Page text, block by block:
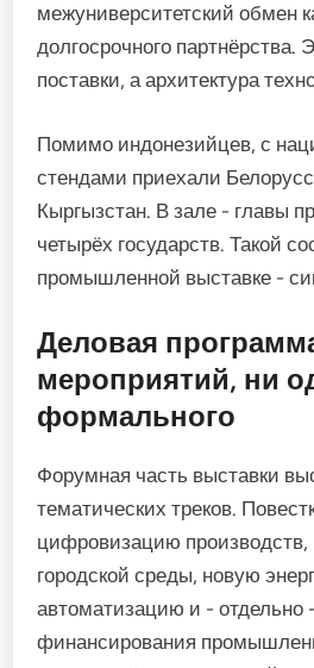
межуниверситетский обмен
долгосрочного партнёрства.
поставки, а архитектура
Помимо индонезийцев, с
стендами приехали
Кыргызстан. В зале - главы
четырёх государств. Такой
промышленной выставке -
Деловая
мероприятий, ни
формального
Форумная часть выставки
тематических треков.
цифровизацию производств,
городской среды, новую
автоматизацию и - отдельно
финансирования